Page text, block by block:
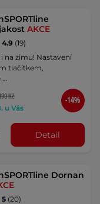
AKCE
4.9 (19)
na zimu! Nastavení
tlačítkem,
…
Kč
u Vás
-14%
Detail
Dornan
5 (20)